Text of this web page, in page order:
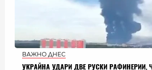
ВАЖНО ДНЕС
УКРАЙНА УДАРИ ДВЕ РУСКИ РАФИНЕРИИ,